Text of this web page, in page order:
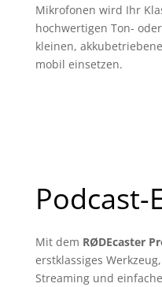
Mikrofonen wird Ihr
hochwertigen Ton-
kleinen,
mobil einsetzen.
Mit dem RØDEcaster
erstklassiges
Streaming und